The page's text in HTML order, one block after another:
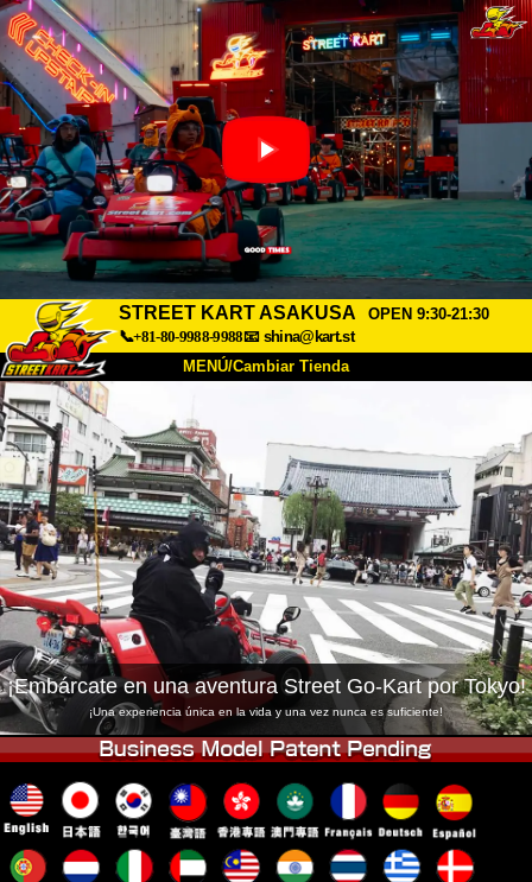
STREET KART ASAKUSA
OPEN 9:30-21:30
📞+81-80-9988-9988📧 shina@kart.st
MENÚ/Cambiar Tienda
Acerca de Especificaciones Precios
Acceso Testimonios Preguntas Frecuentes
Empresa Reservas
Cambiar Tienda
Tokyo Shinagawa Tokyo Akihabara#1
Tokyo Akihabara#2 Tokyo Shibuya
Tokyo Shibuya Annex Tokyo Bay
Tokyo Asakusa Osaka
¡Embárcate en una aventura Street Go-Kart por Tokyo!
¡Una experiencia única en la vida y una vez nunca es suficiente!